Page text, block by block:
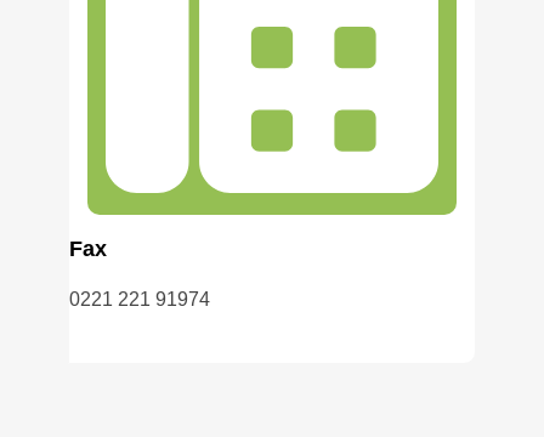
Fax
0221 221 91974